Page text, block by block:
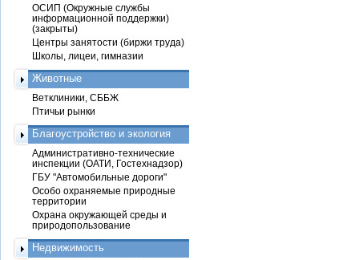
ОСИП (Окружные службы
информационной поддержки)
(закрыты)
Центры занятости (биржи труда)
Школы, лицеи, гимназии
Животные
Ветклиники, СББЖ
Птичьи рынки
Благоустройство и экология
Административно-технические
инспекции (ОАТИ, Гостехнадзор)
ГБУ "Автомобильные дороги"
Особо охраняемые природные
территории
Охрана окружающей среды и
природопользование
Недвижимость